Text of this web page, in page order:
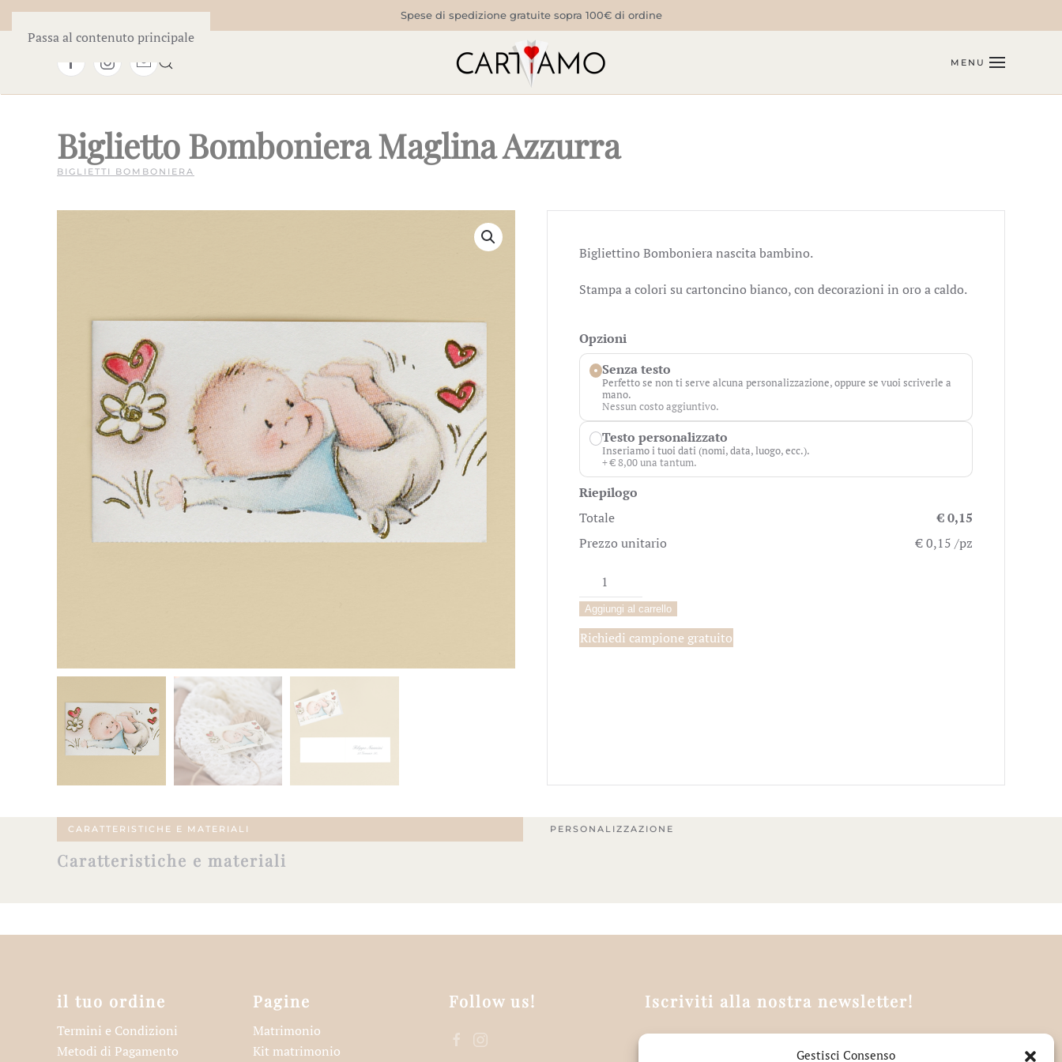
Gestisci Consenso
Passa al contenuto principale
Spese di spedizione gratuite sopra 100€ di ordine
MENU
Biglietto Bomboniera Maglina Azzurra
BIGLIETTI BOMBONIERA
Bigliettino Bomboniera nascita bambino.
Stampa a colori su cartoncino bianco, con decorazioni in oro a caldo.
Opzioni
Senza testo
Perfetto se non ti serve alcuna personalizzazione, oppure se vuoi scriverle a
mano.
Nessun costo aggiuntivo.
Testo personalizzato
Inseriamo i tuoi dati (nomi, data, luogo, ecc.).
+ € 8,00 una tantum.
Riepilogo
Totale
€ 0,15
Prezzo unitario
€ 0,15 /pz
Biglietto
Bomboniera
Maglina
Azzurra
Aggiungi al carrello
Richiedi campione gratuito
CARATTERISTICHE E MATERIALI PERSONALIZZAZIONE
Caratteristiche e materiali
il tuo ordine
Termini e Condizioni
Metodi di Pagamento
Pagine
Matrimonio
Kit matrimonio
Follow us! Iscriviti alla nostra newsletter!